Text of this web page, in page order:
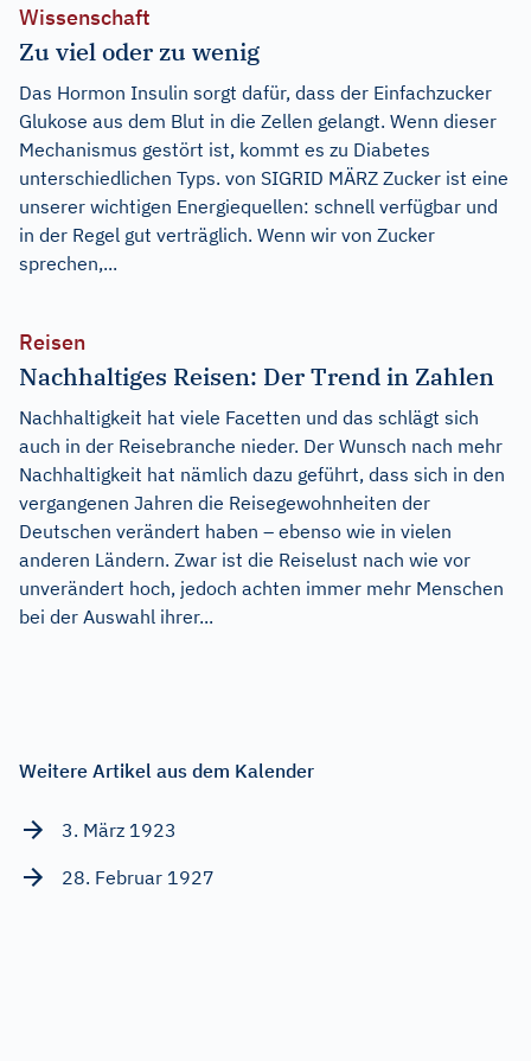
Wissenschaft
Zu viel oder zu wenig
Das Hormon Insulin sorgt dafür, dass der Einfachzucker
Glukose aus dem Blut in die Zellen gelangt. Wenn dieser
Mechanismus gestört ist, kommt es zu Diabetes
unterschiedlichen Typs. von SIGRID MÄRZ Zucker ist eine
unserer wichtigen Energiequellen: schnell verfügbar und
in der Regel gut verträglich. Wenn wir von Zucker
sprechen,...
Reisen
Nachhaltiges Reisen: Der Trend in Zahlen
Nachhaltigkeit hat viele Facetten und das schlägt sich
auch in der Reisebranche nieder. Der Wunsch nach mehr
Nachhaltigkeit hat nämlich dazu geführt, dass sich in den
vergangenen Jahren die Reisegewohnheiten der
Deutschen verändert haben – ebenso wie in vielen
anderen Ländern. Zwar ist die Reiselust nach wie vor
unverändert hoch, jedoch achten immer mehr Menschen
bei der Auswahl ihrer...
Weitere Artikel aus dem Kalender
3. März 1923
28. Februar 1927